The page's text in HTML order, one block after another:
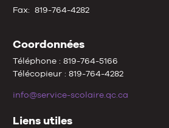
Fax: 819-764-4282
Coordonnées
Téléphone : 819-764-5166
Télécopieur : 819-764-4282
info@service-scolaire.qc.ca
Liens utiles